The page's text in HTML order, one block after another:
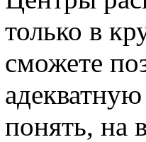
только в
сможете
понять, на